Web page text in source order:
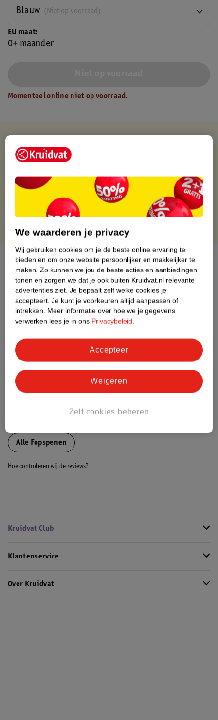
EU maat
0+ maanden
(Niet op voorraad)
Blauw
Momenteel online niet op voorraad.
Binnen 1 werkdag verstuurd
Gratis retourneren via verkooppartner.
Gratis punten met je Kruidvat kaart
Over dit product
Productinformatie
Nature Impact Score
Dit product heeft (nog) geen Nature
Meer informatie
Bestel & Bezorginformatie
Alle Fopspenen
Hoe controleren wij de reviews?
Kruidvat Club
Klantenservice
Over Kruidvat
We waarderen je privacy
Wij gebruiken cookies om je de beste online ervaring te
bieden en om onze website persoonlijker en makkelijker te
maken. Zo kunnen we jou de beste acties en aanbiedingen
tonen en zorgen we dat je ook buiten Kruidvat.nl relevante
advertenties ziet. Je bepaalt zelf welke cookies je
accepteert. Je kunt je voorkeuren altijd aanpassen of
intrekken. Meer informatie over hoe we je gegevens
verwerken lees je in ons Privacybeleid.
Zelf cookies beheren
Weigeren
Accepteer